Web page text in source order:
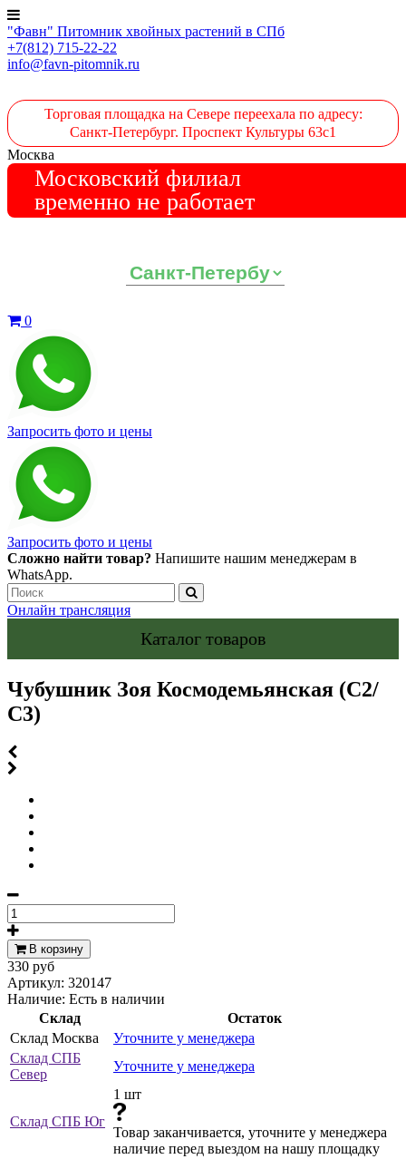
"Фавн" Питомник хвойных растений в СПб
+7(812) 715-22-22
info@favn-pitomnik.ru
Торговая площадка на Севере переехала по адресу:
Санкт-Петербург. Проспект Культуры 63с1
Москва
Московский филиал
временно не работает
0
Запросить фото и цены
Запросить фото и цены
Сложно найти товар? Напишите нашим менеджерам в
WhatsApp.
Онлайн трансляция
Каталог товаров
Чубушник Зоя Космодемьянская (С2/
С3)
В корзину
330 руб
Артикул: 320147
Наличие: Есть в наличии
Склад
Остаток
Склад Москва
Уточните у менеджера
Склад СПБ
Север
Уточните у менеджера
Склад СПБ Юг
1 шт
Товар заканчивается, уточните у менеджера
наличие перед выездом на нашу площадку